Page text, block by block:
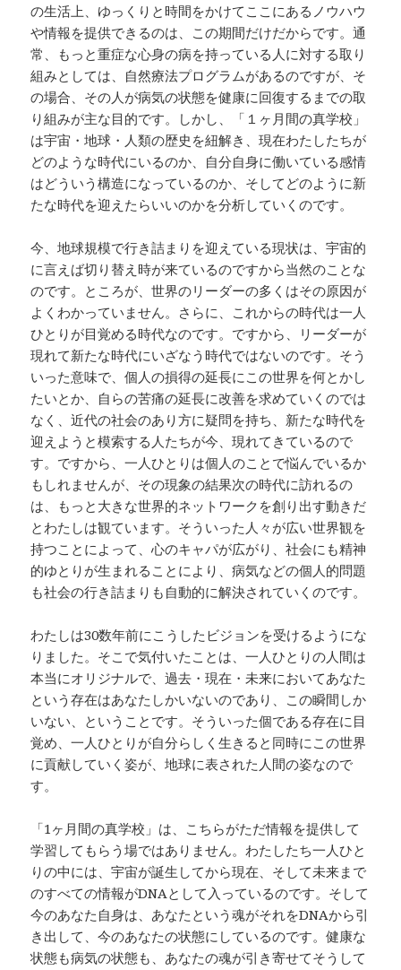
の生活上、ゆっくりと時間をかけてここにあるノウハウ
や情報を提供できるのは、この期間だけだからです。通
常、もっと重症な心身の病を持っている人に対する取り
組みとしては、自然療法プログラムがあるのですが、そ
の場合、その人が病気の状態を健康に回復するまでの取
り組みが主な目的です。しかし、「１ヶ月間の真学校」
は宇宙・地球・人類の歴史を紐解き、現在わたしたちが
どのような時代にいるのか、自分自身に働いている感情
はどういう構造になっているのか、そしてどのように新
たな時代を迎えたらいいのかを分析していくのです。
今、地球規模で行き詰まりを迎えている現状は、宇宙的
に言えば切り替え時が来ているのですから当然のことな
のです。ところが、世界のリーダーの多くはその原因が
よくわかっていません。さらに、これからの時代は一人
ひとりが目覚める時代なのです。ですから、リーダーが
現れて新たな時代にいざなう時代ではないのです。そう
いった意味で、個人の損得の延長にこの世界を何とかし
たいとか、自らの苦痛の延長に改善を求めていくのでは
なく、近代の社会のあり方に疑問を持ち、新たな時代を
迎えようと模索する人たちが今、現れてきているので
す。ですから、一人ひとりは個人のことで悩んでいるか
もしれませんが、その現象の結果次の時代に訪れるの
は、もっと大きな世界的ネットワークを創り出す動きだ
とわたしは観ています。そういった人々が広い世界観を
持つことによって、心のキャパが広がり、社会にも精神
的ゆとりが生まれることにより、病気などの個人的問題
も社会の行き詰まりも自動的に解決されていくのです。
わたしは30数年前にこうしたビジョンを受けるようにな
りました。そこで気付いたことは、一人ひとりの人間は
本当にオリジナルで、過去・現在・未来においてあなた
という存在はあなたしかいないのであり、この瞬間しか
いない、ということです。そういった個である存在に目
覚め、一人ひとりが自分らしく生きると同時にこの世界
に貢献していく姿が、地球に表された人間の姿なので
す。
「1ヶ月間の真学校」は、こちらがただ情報を提供して
学習してもらう場ではありません。わたしたち一人ひと
りの中には、宇宙が誕生してから現在、そして未来まで
のすべての情報がDNAとして入っているのです。そして
今のあなた自身は、あなたという魂がそれをDNAから引
き出して、今のあなたの状態にしているのです。健康な
状態も病気の状態も、あなたの魂が引き寄せてそうして